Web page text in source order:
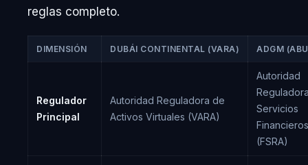
reglas completo.
DIMENSIÓN DUBÁI CONTINENTAL (VARA) ADGM
Regulador
Principal
Autoridad Reguladora de
Activos Virtuales (VARA)
Autoridad
Servicios
Financieros
(FSRA)